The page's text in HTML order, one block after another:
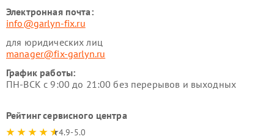
Электронная почта:
info@garlyn-fix.ru
для юридических лиц
manager@fix-garlyn.ru
График работы:
ПН-ВСК с 9:00 до 21:00 без перерывов и выходных
Рейтинг сервисного центра
4.9-5.0